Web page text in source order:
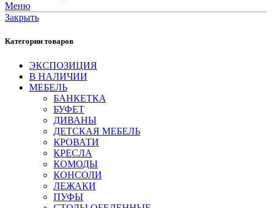
Меню
Закрыть
Категории товаров
ЭКСПОЗИЦИЯ
В НАЛИЧИИ
МЕБЕЛЬ
БАНКЕТКА
БУФЕТ
ДИВАНЫ
ДЕТСКАЯ МЕБЕЛЬ
КРОВАТИ
КРЕСЛА
КОМОДЫ
КОНСОЛИ
ЛЕЖАКИ
ПУФЫ